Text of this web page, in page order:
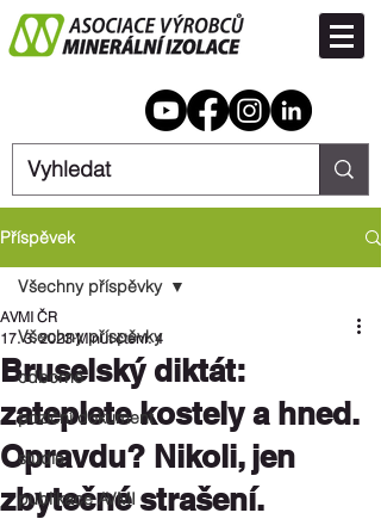
Příspěvek
Všechny příspěvky
odborné
poziční dokument
studie
publikace AVMI
Všechny příspěvky
Bruselský diktát:
zateplete kostely a hned.
Opravdu? Nikoli, jen
zbytečné strašení.
AVMI ČR
17. 3. 2023 Minut čtení: 4